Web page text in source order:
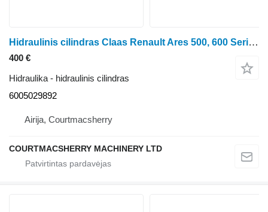
Hidraulinis cilindras Claas Renault Ares 500, 600 Series, 656rc, Hydraulic Lift Cylinder 600 6005029892 ratinio traktoriaus
400 €
Hidraulika - hidraulinis cilindras
6005029892
Airija, Courtmacsherry
COURTMACSHERRY MACHINERY LTD